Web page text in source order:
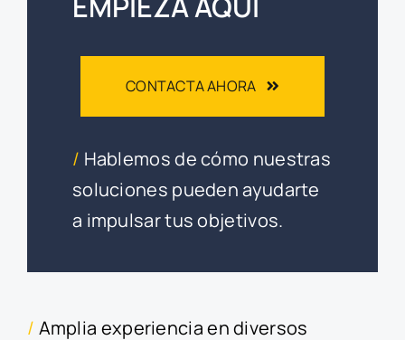
CONTACTA AHORA
/ Hablemos de cómo nuestras
soluciones pueden ayudarte
a impulsar tus objetivos.
/ Amplia experiencia en diversos